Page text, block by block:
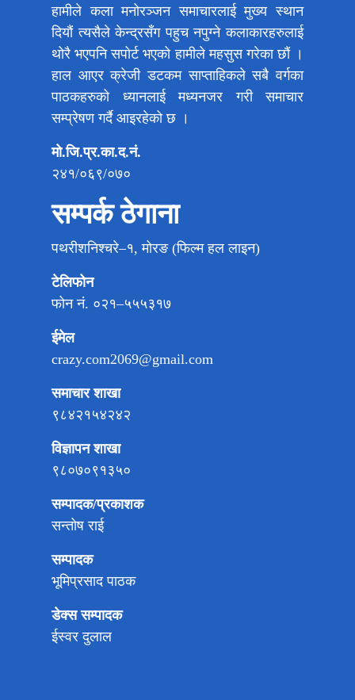
हामीले कला मनोरञ्जन समाचारलाई मुख्य स्थान
दियौं त्यसैले केन्द्रसँग पहुच नपुग्ने कलाकारहरुलाई
थोरै भएपनि सपोर्ट भएको हामीले महसुस गरेका छौं ।
हाल आएर क्रेजी डटकम साप्ताहिकले सबै वर्गका
पाठकहरुको ध्यानलाई मध्यनजर गरी समाचार
सम्प्रेषण गर्दै आइरहेको छ ।
मो.जि.प्र.का.द.नं.
२४१/०६९/०७०
सम्पर्क ठेगाना
पथरीशनिश्चरे–१, मोरङ (फिल्म हल लाइन)
टेलिफोन
फोन नं. ०२१–५५५३१७
ईमेल
crazy.com2069@gmail.com
समाचार शाखा
९८४२१५४२४२
विज्ञापन शाखा
९८०७०९१३५०
सम्पादक/प्रकाशक
सन्तोष राई
सम्पादक
भूमिप्रसाद पाठक
डेक्स सम्पादक
ईस्वर दुलाल